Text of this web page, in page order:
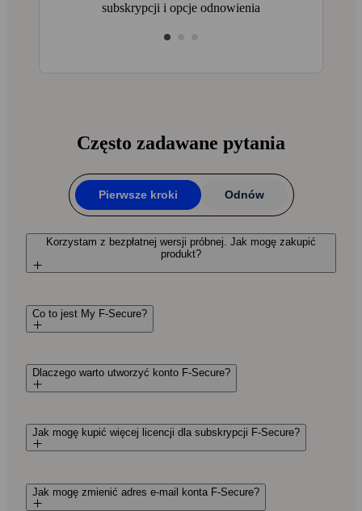
subskrypcji i opcje odnowienia
Często zadawane pytania
Pierwsze kroki Odnów
Korzystam z bezpłatnej wersji próbnej. Jak mogę zakupić
produkt?
Co to jest My F‑Secure?
Dlaczego warto utworzyć konto F‑Secure?
Jak mogę kupić więcej licencji dla subskrypcji F‑Secure?
Jak mogę zmienić adres e-mail konta F‑Secure?